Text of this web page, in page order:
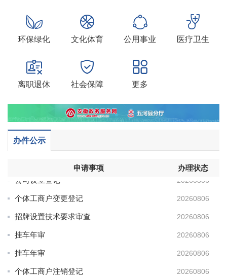
环保绿化 文化体育 公用事业 医疗卫生
离职退休 社会保障 更多
办件公示
办理状态
申请事项
个人参保证明出具
个人参保证明出具
20260806
公司设立登记
20260806
个人参保证明出具
非公司企业法人分支机构变更登记
20260806
个体工商户变更登记
20260806
招牌设置技术要求审查
20260806
挂车年审
20260806
挂车年审
20260806
个体工商户注销登记
20260806
印章刻制及备案（首次设立免费）
20260806
一次性工伤医疗补助金申请